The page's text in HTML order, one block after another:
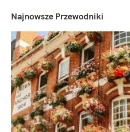
Najnowsze Przewodniki